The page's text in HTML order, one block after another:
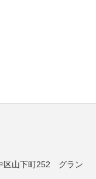
区山下町252 グラン